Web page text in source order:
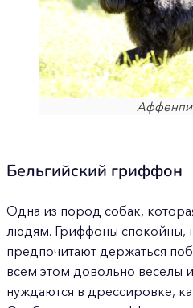
Бельгийский гриффон
Одна из пород собак,
людям. Гриффоны спокойны,
предпочитают держаться
всем этом довольно веселы
нуждаются в дрессировке,